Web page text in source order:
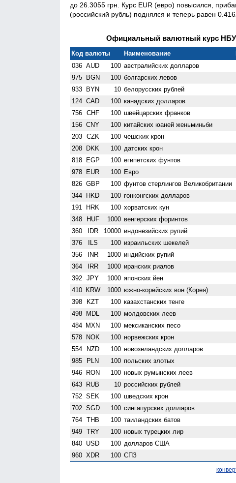
до 26.3055 грн. Курс EUR (евро) повысился,
(российский рубль) поднялся и теперь равен
Официальный валютный курс НБУ
Код валюты Наименование
036 AUD 100 австралийских долларов
975 BGN 100 болгарских левов
933 BYN 10 белорусских рублей
124 CAD 100 канадских долларов
756 CHF 100 швейцарских франков
156 CNY 100 китайских юаней женьминьби
203 CZK 100 чешских крон
208 DKK 100 датских крон
818 EGP 100 египетских фунтов
978 EUR 100 Евро
826 GBP 100 фунтов стерлингов Велико­британии
344 HKD 100 гонконгских долларов
191 HRK 100 хорватских кун
348 HUF 1000 венгерских форинтов
360 IDR 10000 индонезийских рупий
376 ILS 100 израильских шекелей
356 INR 1000 индийских рупий
364 IRR 1000 иранских риалов
392 JPY 1000 японских йен
410 KRW 1000 южно-корейских вон (Корея)
398 KZT 100 казахстанских тенге
498 MDL 100 молдовских леев
484 MXN 100 мексиканских песо
578 NOK 100 норвежских крон
554 NZD 100 ново­зеландских долларов
985 PLN 100 польских злотых
946 RON 100 новых румынских леев
643 RUB 10 российских рублей
752 SEK 100 шведских крон
702 SGD 100 сингапурских долларов
764 THB 100 таиландских батов
949 TRY 100 новых турецких лир
840 USD 100 долларов США
960 XDR 100 СПЗ